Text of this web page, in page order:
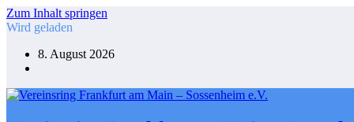
Zum Inhalt springen
Wird geladen
8. August 2026